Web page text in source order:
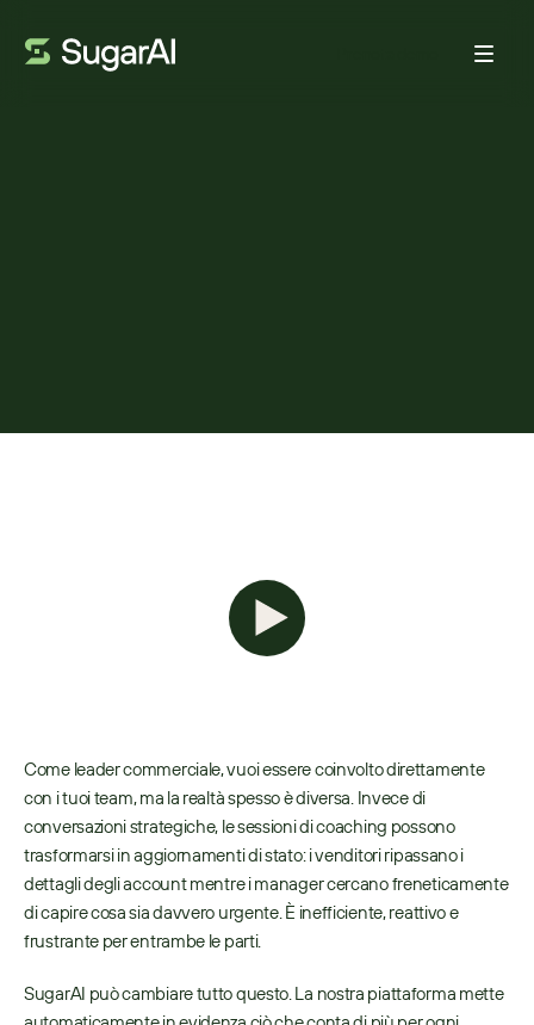
Come leader commerciale, vuoi essere coinvolto direttamente
con i tuoi team, ma la realtà spesso è diversa. Invece di
conversazioni strategiche, le sessioni di coaching possono
trasformarsi in aggiornamenti di stato: i venditori ripassano i
dettagli degli account mentre i manager cercano freneticamente
di capire cosa sia davvero urgente. È inefficiente, reattivo e
frustrante per entrambe le parti.
SugarAI può cambiare tutto questo. La nostra piattaforma mette